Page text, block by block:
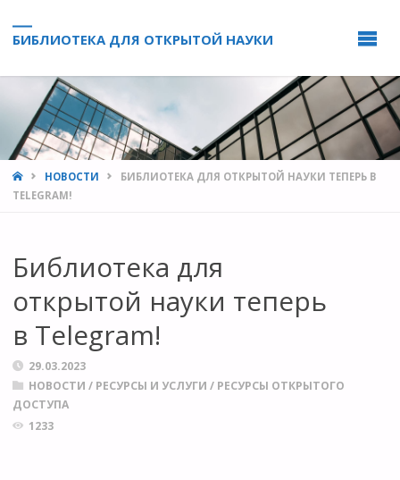
БИБЛИОТЕКА ДЛЯ ОТКРЫТОЙ НАУКИ
HOMEНОВОСТИ
БИБЛИОТЕКА ДЛЯ ОТКРЫТОЙ НАУКИ ТЕПЕРЬ В
TELEGRAM!
Библиотека для
открытой науки теперь
в Telegram!
29.03.2023
НОВОСТИ / РЕСУРСЫ И УСЛУГИ / РЕСУРСЫ ОТКРЫТОГО
ДОСТУПА
1233